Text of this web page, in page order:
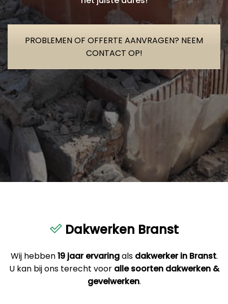
PROBLEMEN OF OFFERTE AANVRAGEN? NEEM
CONTACT OP!
Dakwerken Branst
Wij hebben19 jaar ervaringals dakwerker in Branst.
U kan bij ons terecht voor alle soorten dakwerken &
gevelwerken.